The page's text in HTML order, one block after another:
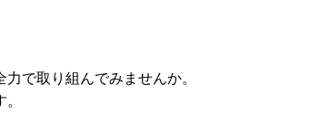
で取り組んでみませんか。